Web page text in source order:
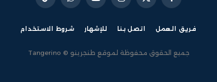
فيسبوكX
الانستغراميوتيوب واتساب تيكتوك
فريق العمل اتصل بنا للإشهار شروط الاستخدام
جميع الحقوق محفوظة لموقع طنجرينو © Tangerino